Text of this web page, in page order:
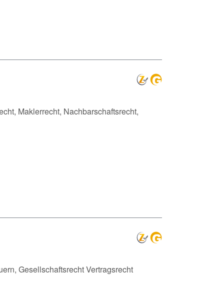
Maklerrecht, Nachbarschaftsrecht,
Gesellschaftsrecht Vertragsrecht